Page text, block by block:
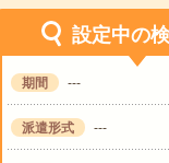
設定中の
期間 ---
派遣形式 ---